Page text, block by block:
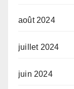
août 2024
juillet 2024
juin 2024